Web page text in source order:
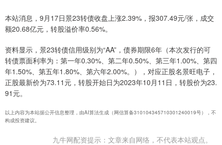
本站消息，9月17日景23转债收盘上涨2.39%，报307.49元/张，成交
额20.68亿元，转股溢价率0.56%。
资料显示，景23转债信用级别为“AA”，债券期限6年（本次发行的可
转债票面利率为：第一年0.30%、第二年0.50%、第三年1.00%、第四
年1.50%、第五年1.80%、第六年2.00%。），对应正股名景旺电子，
正股最新价为73.11元，转股开始日为2023年10月11日，转股价为23.
91元。
以上内容为本站据公开信息整理，由AI算法生成（网信算备310104345710301240019号），不
构成投资建议。
九牛网配资提示：文章来自网络，不代表本站观点。